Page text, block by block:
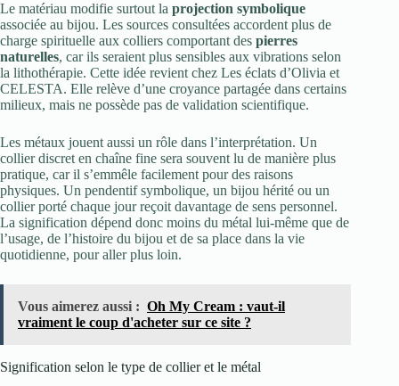
Le matériau modifie surtout la projection symbolique
associée au bijou. Les sources consultées accordent plus de
charge spirituelle aux colliers comportant des pierres
naturelles, car ils seraient plus sensibles aux vibrations selon
la lithothérapie. Cette idée revient chez Les éclats d’Olivia et
CELESTA. Elle relève d’une croyance partagée dans certains
milieux, mais ne possède pas de validation scientifique.
Les métaux jouent aussi un rôle dans l’interprétation. Un
collier discret en chaîne fine sera souvent lu de manière plus
pratique, car il s’emmêle facilement pour des raisons
physiques. Un pendentif symbolique, un bijou hérité ou un
collier porté chaque jour reçoit davantage de sens personnel.
La signification dépend donc moins du métal lui-même que de
l’usage, de l’histoire du bijou et de sa place dans la vie
quotidienne, pour aller plus loin.
Vous aimerez aussi : Oh My Cream : vaut-il
vraiment le coup d'acheter sur ce site ?
Signification selon le type de collier et le métal